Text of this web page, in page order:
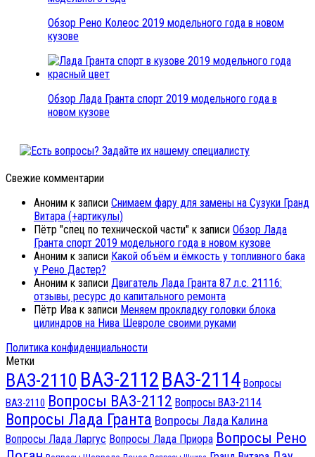
Обзор Рено Колеос 2019 модельного года в новом
кузове
Обзор Лада Гранта спорт 2019 модельного года в
новом кузове
Свежие комментарии
Аноним к записи Снимаем фару для замены на Сузуки Гранд
Витара (+артикулы)
Пётр "спец по технической части" к записи Обзор Лада
Гранта спорт 2019 модельного года в новом кузове
Аноним к записи Какой объём и ёмкость у топливного бака
у Рено Дастер?
Аноним к записи Двигатель Лада Гранта 87 л.с. 21116:
отзывы, ресурс до капитального ремонта
Пётр Ива к записи Меняем прокладку головки блока
цилиндров на Нива Шевроле своими руками
Политика конфиденциальности
Метки
ВАЗ-2110 ВАЗ-2112 ВАЗ-2114 Вопросы
ВАЗ-2110 Вопросы ВАЗ-2112 Вопросы ВАЗ-2114
Вопросы Лада Гранта Вопросы Лада Калина
Вопросы Лада Ларгус Вопросы Лада Приора Вопросы Рено